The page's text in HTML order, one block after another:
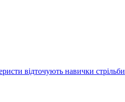
відточують навички стрільби